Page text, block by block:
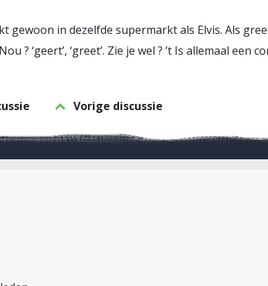
gewoon in dezelfde supermarkt als Elvis. Als
? ‘geert’, ‘greet’. Zie je wel ? ’t Is allemaal een
Vorige discussie